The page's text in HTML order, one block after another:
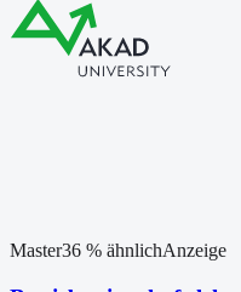
Master36 % ähnlichAnzeige